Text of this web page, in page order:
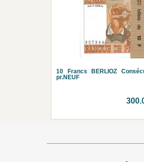
10 Francs BERLIOZ
pr.NEUF